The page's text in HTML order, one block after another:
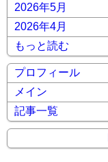
2026年5月
2026年4月
もっと読む
プロフィール
メイン
記事一覧